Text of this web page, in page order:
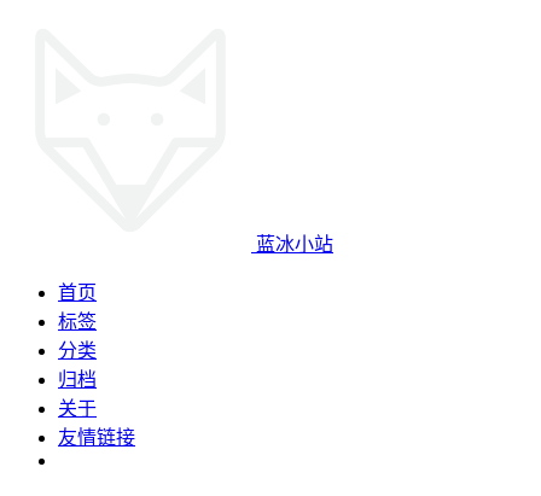
蓝冰小站
首页
标签
分类
归档
关于
友情链接